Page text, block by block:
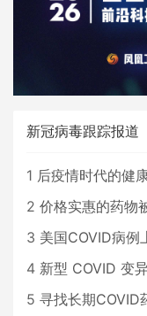
新冠病毒跟踪报道
1 后疫情时代的健
2 价格实惠的药物
3 美国COVID病例
4 新型 COVID 变异株
5 寻找长期COVID